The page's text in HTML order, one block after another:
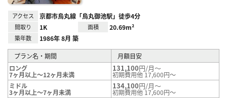
アクセス 京都市烏丸線「烏丸御池駅」徒歩4分
間取り 1K 面積 20.69m²
築年数 1986年 8月 築
プラン名・期間
月額目安
ロング
7ヶ月以上～12ヶ月未満
131,100円/月～
初期費用他 17,600円～
ミドル
3ヶ月以上～7ヶ月未満
134,100円/月～
初期費用他 17,600円～